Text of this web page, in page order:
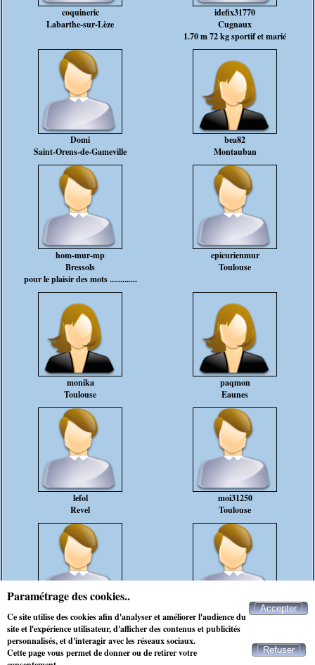
Paramétrage des cookies..
Ce site utilise des cookies afin d'analyser et améliorer l'audience du
site et l'expérience utilisateur, d'afficher des contenus et publicités
personnalisés, et d'interagir avec les réseaux sociaux.
Cette page vous permet de donner ou de retirer votre
Accepter
Refuser
coquineric
Labarthe-sur-Lèze
idefix31770
Cugnaux
1.70 m 72 kg sportif et marié
Domi
Saint-Orens-de-Gameville
bea82
Montauban
hom-mur-mp
Bressols
pour le plaisir des mots .............
epicurienmur
Toulouse
monika
Toulouse
paqmon
Eaunes
lefol
Revel
moi31250
Toulouse
Mecsympa81500
Fenouillet
Philippe31
Cazères
Contacter Maxichat